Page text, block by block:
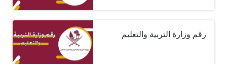
رقم وزارة التربية والتعليم